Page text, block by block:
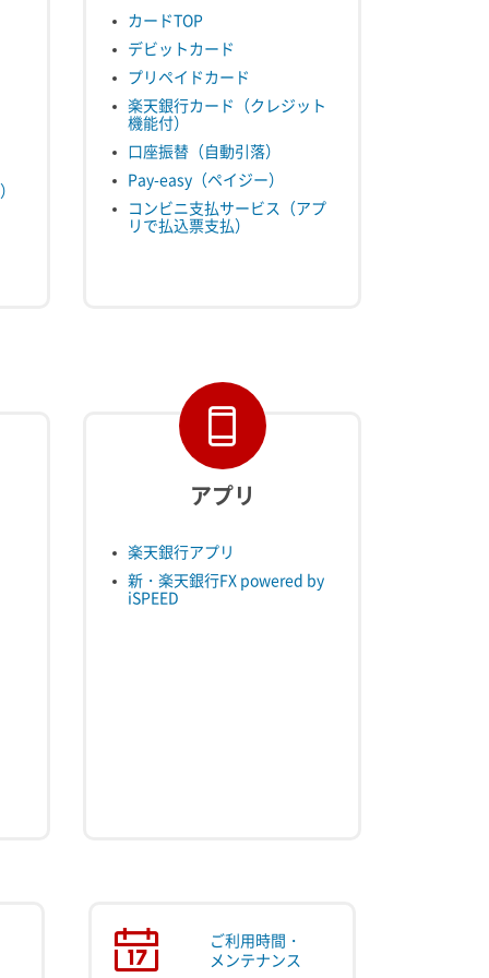
カードTOP
デビットカード
プリペイドカード
楽天銀行カード（クレジット
機能付）
口座振替（自動引落）
Pay-easy（ペイジー）
コンビニ支払サービス（アプ
リで払込票支払）
アプリ
楽天銀行アプリ
新・楽天銀行FX powered by
iSPEED
ご利用時間・
メンテナンス